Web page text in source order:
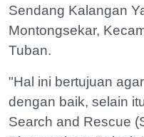
Sendang Kalangan
Montongsekar,
Tuban.
"Hal ini bertujuan
dengan baik, selain
Search and Rescue